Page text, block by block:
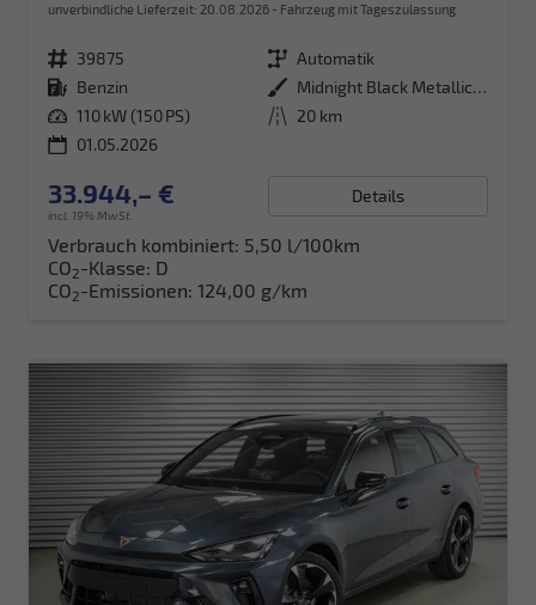
unverbindliche Lieferzeit: 20.08.2026 Fahrzeug mit Tageszulassung
Fahrzeugnr. 39875 Getriebe Automatik
Kraftstoff Benzin Außenfarbe
Midnight Black Metallic (0E)
Leistung 110 kW (150 PS) Kilometerstand 20 km
01.05.2026
33.944,– €
incl. 19% MwSt.
Details
Verbrauch kombiniert: 5,50 l/100km
CO2-Klasse: D
CO2-Emissionen: 124,00 g/km